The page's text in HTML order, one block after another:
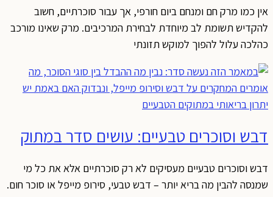
אין כמו מרק חם ומנחם ביום חורפי, אך עבור סוכרתיים, חשוב
להקדיש תשומת לב מיוחדת לבחירת המרכיבים. מרק שאינו מורכב
כהלכה עלול להפוך למוקש תזונתי
דבש וסוכרים טבעיים: עושים סדר במתוק
דבש וסוכרים טבעיים מעסיקים לא רק סוכרתיים אלא את כל מי
שמנסה להבין מה בריא יותר – דבש טבעי, סירופ מייפל או סוכר חום.